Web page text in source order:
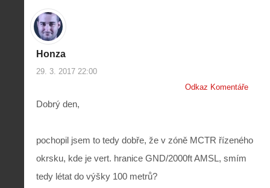
Honza
29. 3. 2017 22:00
Odkaz Komentáře
Dobrý den,
pochopil jsem to tedy dobře, že v zóně MCTR řízeného
okrsku, kde je vert. hranice GND/2000ft AMSL, smím
tedy létat do výšky 100 metrů?